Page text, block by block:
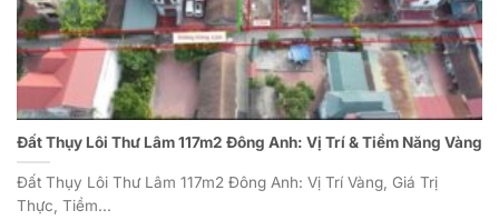
Đất Thụy Lôi Thư Lâm 117m2 Đông Anh: Vị Trí & Tiềm Năng Vàng
Đất Thụy Lôi Thư Lâm 117m2 Đông Anh: Vị Trí Vàng, Giá Trị
Thực, Tiềm...